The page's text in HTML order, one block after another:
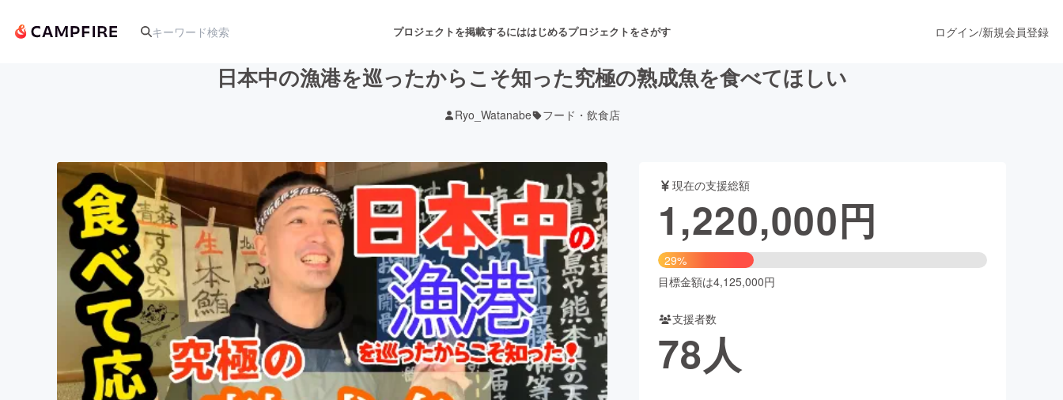
プロジェクトを掲載するにははじめるプロジェクトをさがす
アート・写真 音楽 舞台・パフォーマンス
テクノロジー・ガジェット ゲーム・サービス開発 フード・飲食店 ファッション
映像・映画 書籍・雑誌出版 アニメ・漫画
ビジネス・起業 チャレンジ ビューティー・ヘルスケア
まちづくり・地域活性化
ログイン/新規会員登録
日本中の漁港を巡ったからこそ知った究極の熟成魚を食べてほしい
Ryo_Watanabe フード・飲食店
現在の支援総額
1,220,000円
29%
目標金額は4,125,000円
支援者数
78人